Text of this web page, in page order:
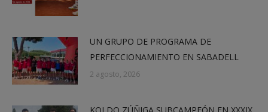
UN GRUPO DE PROGRAMA DE
PERFECCIONAMIENTO EN SABADELL
2 agosto, 2026
KOLDO ZÚÑIGA SUBCAMPEÓN EN XXXIX